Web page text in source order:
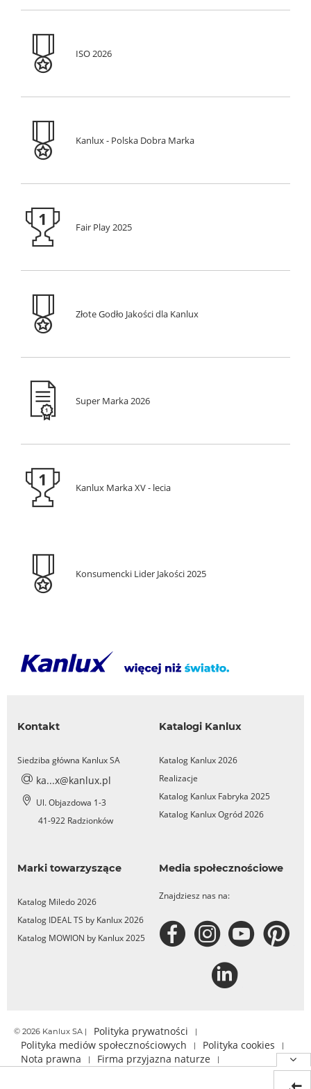
ISO 2026
Kanlux - Polska Dobra Marka
Fair Play 2025
Złote Godło Jakości dla Kanlux
Super Marka 2026
Kanlux Marka XV - lecia
Konsumencki Lider Jakości 2025
Kontakt
Siedziba główna Kanlux SA
ka...x@kanlux.pl
Ul. Objazdowa 1-3
41-922 Radzionków
Katalogi Kanlux
Katalog Kanlux 2026
Realizacje
Katalog Kanlux Fabryka 2025
Katalog Kanlux Ogród 2026
Marki towarzyszące
Katalog Miledo 2026
Katalog IDEAL TS by Kanlux 2026
Katalog MOWION by Kanlux 2025
Media społecznościowe
Znajdziesz nas na:
© 2026 Kanlux SA | Polityka prywatności |
Polityka mediów społecznościowych | Polityka cookies |
Nota prawna | Firma przyjazna naturze |